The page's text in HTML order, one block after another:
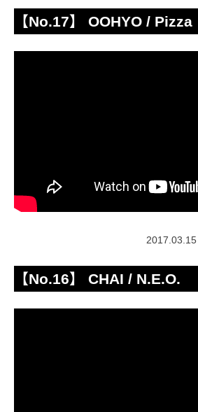
【No.17】 OOHYO / Pizza
【No.16】 CHAI / N.E.O.